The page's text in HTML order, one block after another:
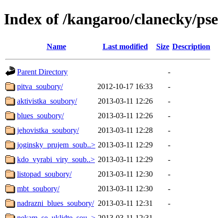
Index of /kangaroo/clanecky/
Name Last modified Size Description
Parent Directory
-
pitva_soubory/
2012-10-17 16:33
-
aktivistka_soubory/
2013-03-11 12:26
-
blues_soubory/
2013-03-11 12:26
-
jehovistka_soubory/
2013-03-11 12:28
-
joginsky_prujem_soub..> 2013-03-11 12:29
-
kdo_vyrabi_viry_soub..> 2013-03-11 12:29
-
listopad_soubory/
2013-03-11 12:30
-
mbt_soubory/
2013-03-11 12:30
-
nadrazni_blues_soubory/ 2013-03-11 12:31
-